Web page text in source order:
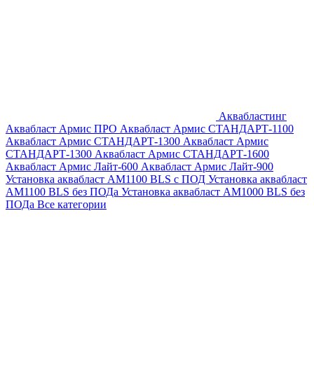
Аквабластинг
Аквабласт Армис ПРО Аквабласт Армис СТАНДАРТ-1100
Аквабласт Армис СТАНДАРТ-1300 Аквабласт Армис
СТАНДАРТ-1300 Аквабласт Армис СТАНДАРТ-1600
Аквабласт Армис Лайт-600 Аквабласт Армис Лайт-900
Установка аквабласт AM1100 BLS с ПОД Установка аквабласт
AM1100 BLS без ПОДа Установка аквабласт AM1000 BLS без
ПОДа Все категории